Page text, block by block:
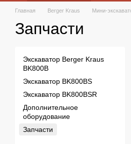
Главная Berger Kraus Мини-
Запчасти
Экскаватор Berger Kraus
BK800B
Экскаватор BK800BS
Экскаватор BK800BSR
Дополнительное
оборудование
Запчасти